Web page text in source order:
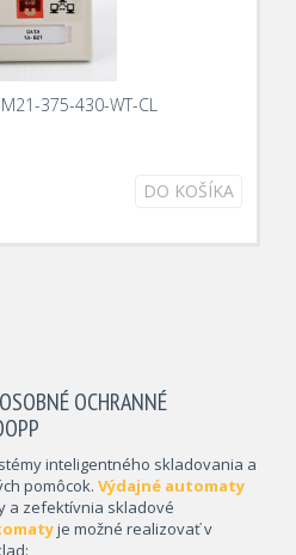
M21-375-430-WT-CL
DO KOŠÍKA
OCHRANNÉ
inteligentného skladovania a
pomôcok. Výdajné automaty
a zefektívnia skladové
je možné realizovať v